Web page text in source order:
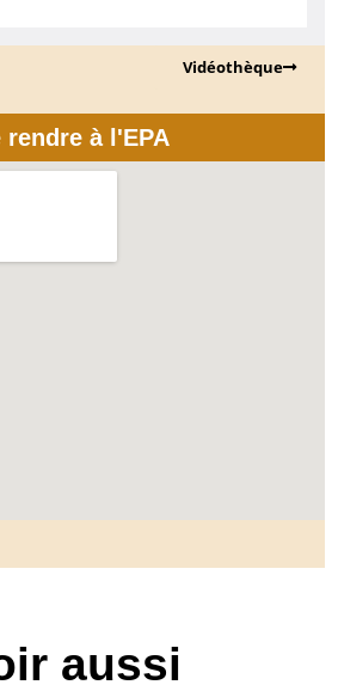
Vidéothèque
rendre à l'EPA
aussi